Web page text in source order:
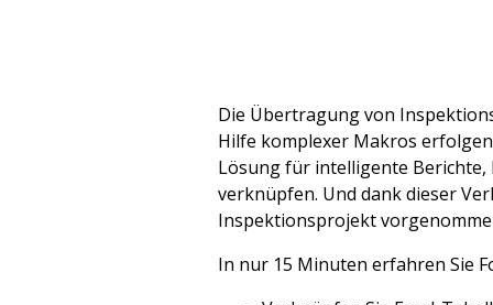
Die Übertragung von
Hilfe komplexer Makros
Lösung für intelligente
verknüpfen. Und dank dieser
Inspektionsprojekt
In nur 15 Minuten erfahren Sie